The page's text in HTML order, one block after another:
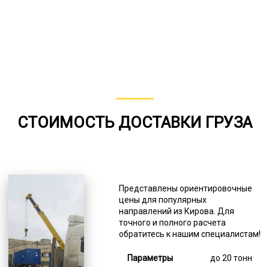
СТОИМОСТЬ ДОСТАВКИ ГРУЗА
Представлены ориентировочные
цены для популярных
направлений из Кирова. Для
точного и полного расчета
обратитесь к нашим специалистам!
до 20 тонн